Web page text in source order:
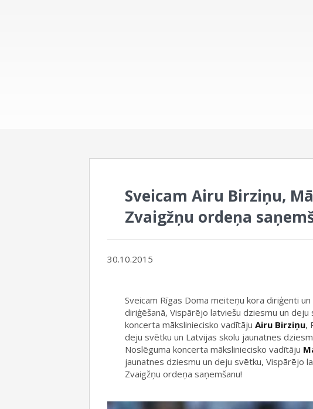
Sveicam Airu Birziņu,
Zvaigžņu ordeņa
30.10.2015
Sveicam Rīgas Doma meiteņu kora diriģenti
diriģēšanā, Vispārējo latviešu dziesmu un
koncerta māksliniecisko vadītāju Airu Birziņu,
deju svētku un Latvijas skolu jaunatnes
Noslēguma koncerta māksliniecisko vadītāju
jaunatnes dziesmu un deju svētku, Vispārējo
Zvaigžņu ordeņa saņemšanu!